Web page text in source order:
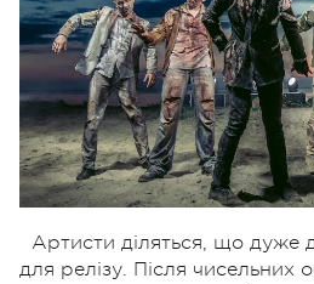
Артисти діляться, що дуже
для релізу. Після чисельних